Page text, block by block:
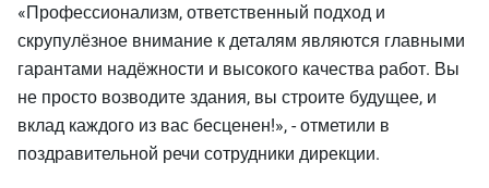
«Профессионализм, ответственный подход и
скрупулёзное внимание к деталям являются главными
гарантами надёжности и высокого качества работ. Вы
не просто возводите здания, вы строите будущее, и
вклад каждого из вас бесценен!», - отметили в
поздравительной речи сотрудники дирекции.